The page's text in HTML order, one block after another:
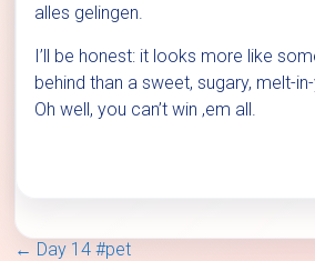
alles gelingen.
I’ll be honest: it looks more like
behind than a sweet, sugary, melt-
Oh well, you can’t win ‚em all.
← Day 14 #pet